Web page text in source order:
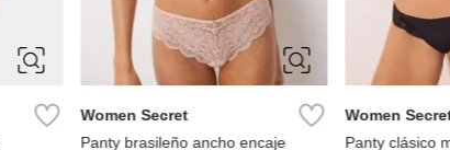
L
M
S XL
Women Secret
Panty brasileño ancho encaje
XL
XS
Women
Panty clásico